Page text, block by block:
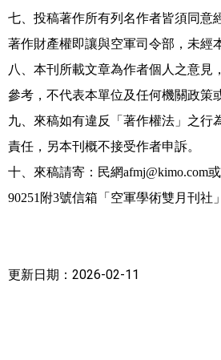
七、投稿著作所有列名作者皆須同意
著作財產權即讓與空軍司令部，未經
八、本刊所載文章為作者個人之意見
參考，不代表本單位及任何機關政策
九、來稿如有違反「著作權法」之行
責任，另本刊概不接受作者申訴。
十、來稿請寄：民網afmj@kimo.com
90251附3號信箱「空軍學術雙月刊社
更新日期：2026-02-11